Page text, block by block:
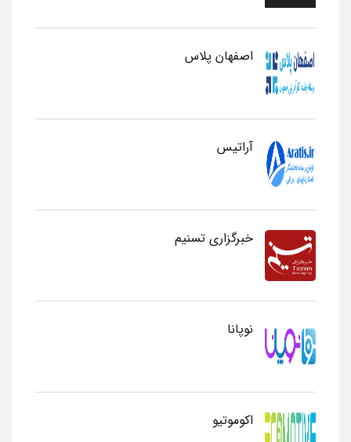
اصفهان پلاس
آراتیس
خبرگزاری تسنیم
نوپانا
اکوموتیو